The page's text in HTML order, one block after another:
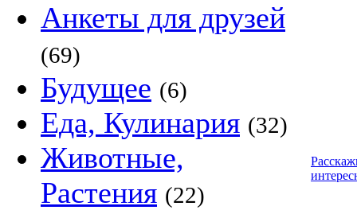
Анкеты для друзей
(69)
Будущее (6)
Еда, Кулинария (32)
Животные,
Растения (22)